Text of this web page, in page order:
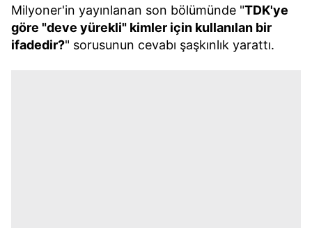
Milyoner'in yayınlanan son bölümünde "TDK'ye
göre "deve yürekli" kimler için kullanılan bir
ifadedir?" sorusunun cevabı şaşkınlık yarattı.